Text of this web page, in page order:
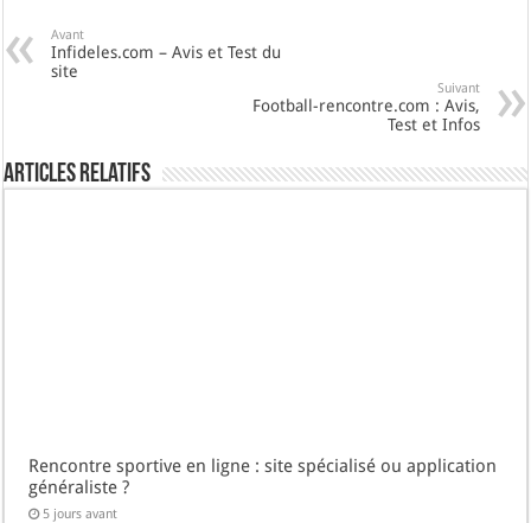
Avant
Infideles.com – Avis et Test du
site
Suivant
Football-rencontre.com : Avis,
Test et Infos
Articles Relatifs
Rencontre sportive en ligne : site spécialisé ou application
généraliste ?
5 jours avant